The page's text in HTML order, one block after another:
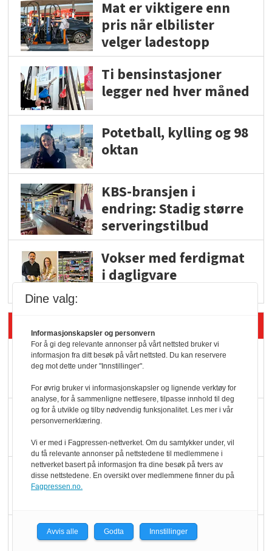
Mat er viktigere enn
pris når elbilister
velger ladestopp
Ti bensinstasjoner
legger ned hver måned
Potetball, kylling og 98
oktan
KBS-bransjen i
endring: Stadig større
serveringstilbud
Vokser med ferdigmat
i dagligvare
Rema-flaggskip
dundrer videre
Slik opprettholdes
Færre varer, men fulle
KI lager mat i butikken
Dine valg:
Informasjonskapsler og personvern
For å gi deg relevante annonser på vårt nettsted bruker vi
informasjon fra ditt besøk på vårt nettsted. Du kan reservere
deg mot dette under "Innstillinger".
For øvrig bruker vi informasjonskapsler og lignende verktøy for
analyse, for å sammenligne nettlesere, tilpasse innhold til deg
og for å utvikle og tilby nødvendig funksjonalitet. Les mer i vår
personvernerklæring.
Vi er med i Fagpressen-nettverket. Om du samtykker under, vil
du få relevante annonser på nettstedene til medlemmene i
nettverket basert på informasjon fra dine besøk på tvers av
disse nettstedene. En oversikt over medlemmene finner du på
Fagpressen.no.
Avvis alle Godta Innstillinger